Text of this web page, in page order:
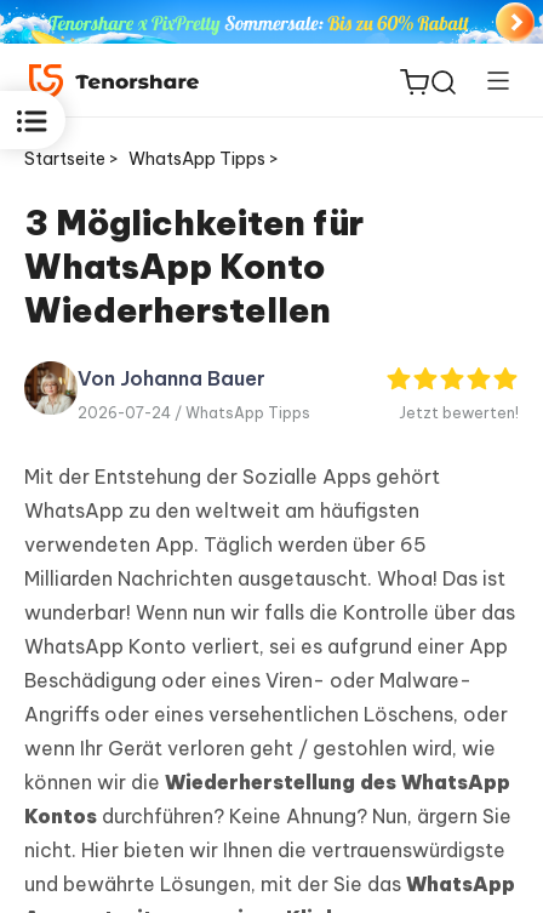
ReiBoot
for iOS
PDNob
PDF
Editor
Neu
iAnyGo
Startseite > WhatsApp Tipps >
3 Möglichkeiten für
WhatsApp Konto
Wiederherstellen
Von Johanna Bauer
2026-07-24 / WhatsApp Tipps Jetzt bewerten!
Mit der Entstehung der Sozialle Apps gehört
WhatsApp zu den weltweit am häufigsten
verwendeten App. Täglich werden über 65
Milliarden Nachrichten ausgetauscht. Whoa! Das ist
wunderbar! Wenn nun wir falls die Kontrolle über das
WhatsApp Konto verliert, sei es aufgrund einer App
Beschädigung oder eines Viren- oder Malware-
Angriffs oder eines versehentlichen Löschens, oder
wenn Ihr Gerät verloren geht / gestohlen wird, wie
können wir die Wiederherstellung des WhatsApp
Kontos durchführen? Keine Ahnung? Nun, ärgern Sie
nicht. Hier bieten wir Ihnen die vertrauenswürdigste
und bewährte Lösungen, mit der Sie das WhatsApp